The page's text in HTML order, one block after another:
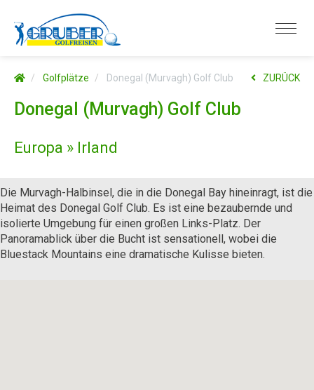
Golfplätze Donegal (Murvagh) Golf Club ZURÜCK
Donegal (Murvagh) Golf Club
Europa » Irland
Die Murvagh-Halbinsel, die in die Donegal Bay hineinragt, ist die
Heimat des Donegal Golf Club. Es ist eine bezaubernde und
isolierte Umgebung für einen großen Links-Platz. Der
Panoramablick über die Bucht ist sensationell, wobei die
Bluestack Mountains eine dramatische Kulisse bieten.